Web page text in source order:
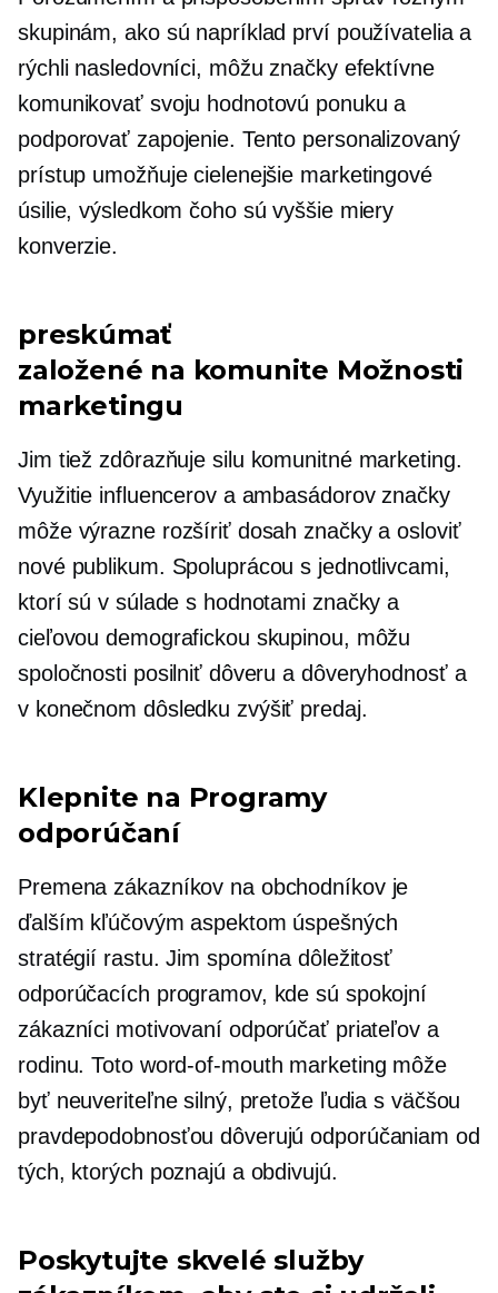
skupinám, ako sú napríklad prví používatelia a
rýchli nasledovníci, môžu značky efektívne
komunikovať svoju hodnotovú ponuku a
podporovať zapojenie. Tento personalizovaný
prístup umožňuje cielenejšie marketingové
úsilie, výsledkom čoho sú vyššie miery
konverzie.
preskúmať
založené na komunite Možnosti
marketingu
Jim tiež zdôrazňuje silu komunitnémarketing.
Využitie influencerov a ambasádorov značky
môže výrazne rozšíriť dosah značky a osloviť
nové publikum. Spoluprácou s jednotlivcami,
ktorí sú v súlade s hodnotami značky a
cieľovou demografickou skupinou, môžu
spoločnosti posilniť dôveru a dôveryhodnosť a
v konečnom dôsledku zvýšiť predaj.
Klepnite na Programy
odporúčaní
Premena zákazníkov na obchodníkov je
ďalším kľúčovým aspektom úspešných
stratégií rastu. Jim spomína dôležitosť
odporúčacích programov, kde sú spokojní
zákazníci motivovaní odporúčať priateľov a
rodinu. Toto word-of-mouth marketing môže
byť neuveriteľne silný, pretože ľudia s väčšou
pravdepodobnosťou dôverujú odporúčaniam od
tých, ktorých poznajú a obdivujú.
Poskytujte skvelé služby